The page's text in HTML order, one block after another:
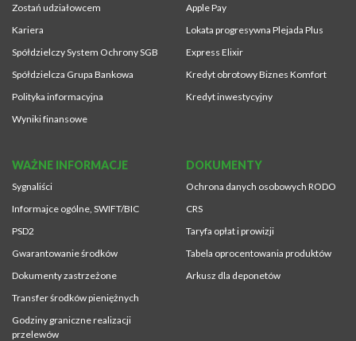
Zostań udziałowcem
Kariera
Spółdzielczy System Ochrony SGB
Spółdzielcza Grupa Bankowa
Polityka informacyjna
Wyniki finansowe
Apple Pay
Lokata progresywna Plejada Plus
Express Elixir
Kredyt obrotowy Biznes Komfort
Kredyt inwestycyjny
WAŻNE INFORMACJE
Sygnaliści
Informajce ogólne, SWIFT/BIC
PSD2
Gwarantowanie środków
Dokumenty zastrzeżone
Transfer środków pieniężnych
Godziny graniczne realizacji
przelewów
DOKUMENTY
Ochrona danych osobowych RODO
CRS
Taryfa opłat i prowizji
Tabela oprocentowania produktów
Arkusz dla deponetów